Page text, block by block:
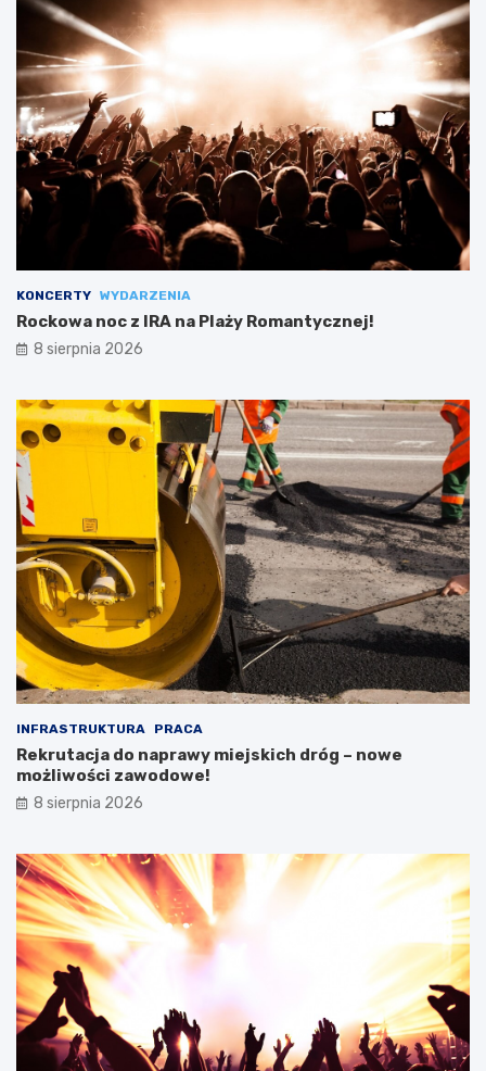
KONCERTY WYDARZENIA
Rockowa noc z IRA na Plaży Romantycznej!
8 sierpnia 2026
INFRASTRUKTURA PRACA
Rekrutacja do naprawy miejskich dróg – nowe
możliwości zawodowe!
8 sierpnia 2026